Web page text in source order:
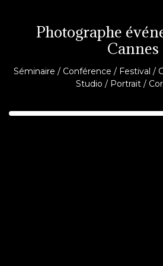
Photographe
Cannes
Séminaire / Conférence / Festival /
Studio / Portrait /